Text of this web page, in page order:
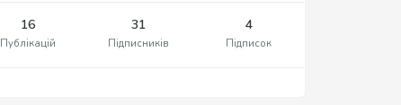
16
Публікацій
31
Підписників
4
Підписок